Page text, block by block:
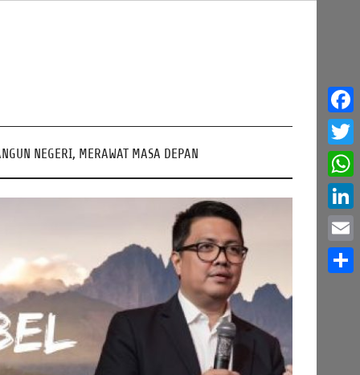
NEGERI, MERAWAT MASA DEPAN
Email